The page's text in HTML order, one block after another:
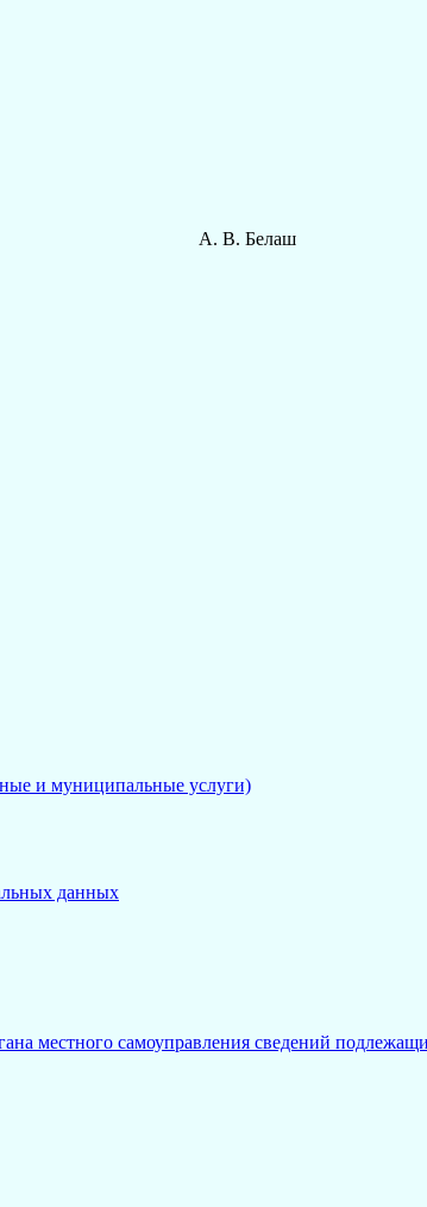
А. В. Белаш
и муниципальные услуги)
данных
местного самоуправления сведений